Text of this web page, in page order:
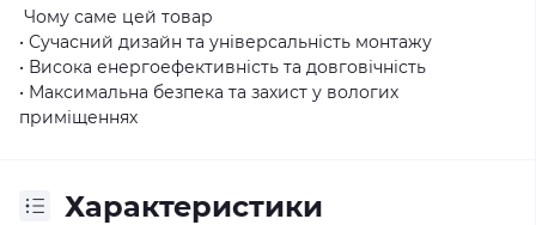
Чому саме цей товар
• Сучасний дизайн та універсальність монтажу
• Висока енергоефективність та довговічність
• Максимальна безпека та захист у вологих
приміщеннях
Характеристики